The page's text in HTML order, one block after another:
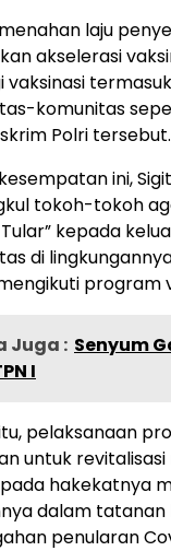
laju
akselerasi
vaksinasi
komunitas
Polri tersebut.
ini,
tokoh-tokoh
kepada
di
program
Juga : Senyum
I
pelaksanaan
untuk
hakekatnya
dalam tatanan
penularan